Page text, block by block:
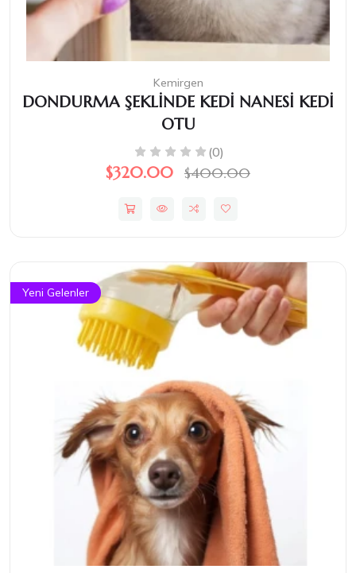
Kemirgen
DONDURMA ŞEKLİNDE KEDİ NANESİ KEDİ
OTU
(0)
$320.00 $400.00
Yeni Gelenler